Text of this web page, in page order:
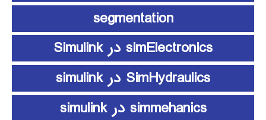
segmentation
simElectronics در Simulink
SimHydraulics در simulink
simmehanics در simulink